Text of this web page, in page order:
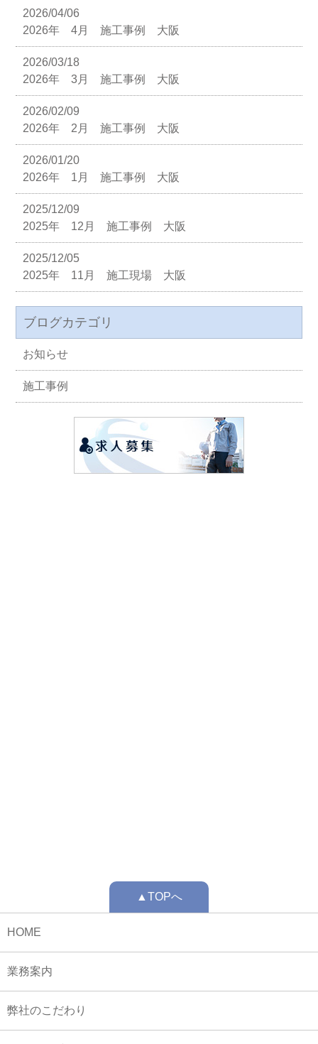
2026/04/06
2026年 4月 施工事例 大阪
2026/03/18
2026年 3月 施工事例 大阪
2026/02/09
2026年 2月 施工事例 大阪
2026/01/20
2026年 1月 施工事例 大阪
2025/12/09
2025年 12月 施工事例 大阪
2025/12/05
2025年 11月 施工現場 大阪
ブログカテゴリ
お知らせ
施工事例
▲TOPへ
HOME
業務案内
弊社のこだわり